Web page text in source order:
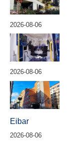
2026-08-06
2026-08-06
Eibar
2026-08-06